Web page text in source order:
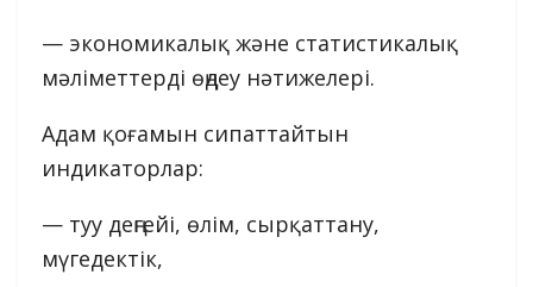
— экономикалық және статистикалық
мәліметтерді өңдеу нәтижелері.
Адам қоғамын сипаттайтын
индикаторлар:
— туу деңгейі, өлім, сырқаттану,
мүгедектік,